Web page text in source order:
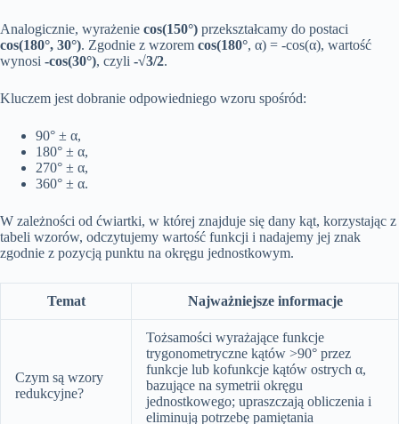
Analogicznie, wyrażenie cos(150°) przekształcamy do postaci
cos(180°, 30°). Zgodnie z wzorem cos(180°, α) = -cos(α), wartość
wynosi -cos(30°), czyli -√3/2.
Kluczem jest dobranie odpowiedniego wzoru spośród:
90° ± α,
180° ± α,
270° ± α,
360° ± α.
W zależności od ćwiartki, w której znajduje się dany kąt, korzystając z
tabeli wzorów, odczytujemy wartość funkcji i nadajemy jej znak
zgodnie z pozycją punktu na okręgu jednostkowym.
Temat Najważniejsze informacje
Czym są wzory
redukcyjne?
Tożsamości wyrażające funkcje
trygonometryczne kątów >90° przez
funkcje lub kofunkcje kątów ostrych α,
bazujące na symetrii okręgu
jednostkowego; upraszczają obliczenia i
eliminują potrzebę pamiętania